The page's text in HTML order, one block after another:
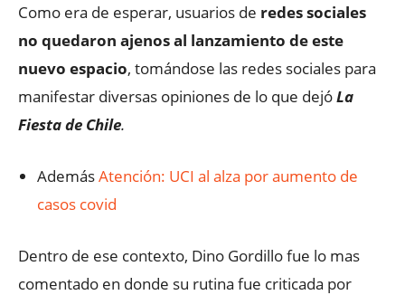
Como era de esperar, usuarios de redes sociales
no quedaron ajenos al lanzamiento de este
nuevo espacio, tomándose las redes sociales para
manifestar diversas opiniones de lo que dejóLa
Fiesta de Chile.
AdemásAtención: UCI al alza por aumento de
casos covid
Dentro de ese contexto, Dino Gordillo fue lo mas
comentado en donde su rutina fue criticada por